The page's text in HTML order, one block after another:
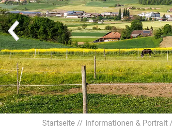
Startseite Informationen & Portrait